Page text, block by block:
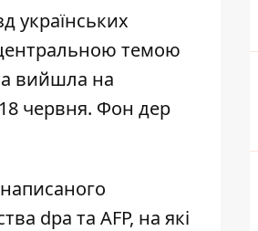
українських
темою
вийшла на
червня. Фон дер
dpa та AFP, на які